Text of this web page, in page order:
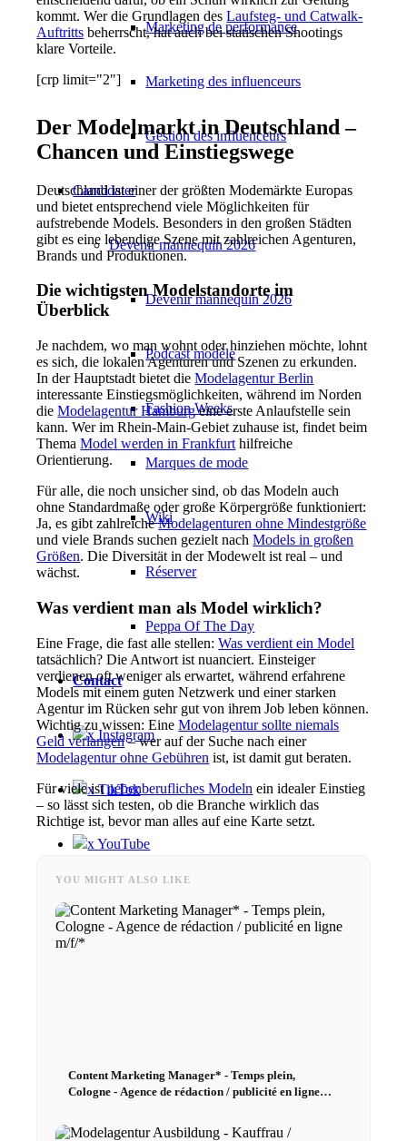
Marketing de performance
Marketing des influenceurs
Gestion des influenceurs
Candidater
Devenir mannequin 2026
Devenir mannequin 2026
Podcast modèle
Fashion Weeks
Marques de mode
Wiki
Réserver
Peppa Of The Day
Contact
x Instagram
x TikTok
x YouTube
kommt. Wer die Grundlagen desLaufsteg- und Catwalk-
Auftritts beherrscht, hat auch bei statischen Shootings
klare Vorteile.
[crp limit="2"]
Der Modelmarkt in Deutschland –
Chancen und Einstiegswege
Deutschland ist einer der größten Modemärkte Europas
und bietet entsprechend viele Möglichkeiten für
aufstrebende Models. Besonders in den großen Städten
gibt es eine lebendige Szene mit zahlreichen Agenturen,
Brands und Produktionen.
Die wichtigsten Modelstandorte im
Überblick
Je nachdem, wo man wohnt oder hinziehen möchte, lohnt
es sich, die lokalen Agenturen und Szenen zu erkunden.
In der Hauptstadt bietet dieModelagentur Berlin
interessante Einstiegsmöglichkeiten, während im Norden
dieModelagentur Hamburgeine erste Anlaufstelle sein
kann. Wer im Rhein-Main-Gebiet zuhause ist, findet beim
ThemaModel werden in Frankfurt hilfreiche
Orientierung.
Für alle, die noch unsicher sind, ob das Modeln auch
ohne Standardmaße oder große Körpergröße funktioniert:
Ja, es gibt zahlreicheModelagenturen ohne Mindestgröße
und viele Brands suchen gezielt nachModels in großen
Größen. Die Diversität in der Modewelt ist real – und
wächst.
Was verdient man als Model wirklich?
Eine Frage, die fast alle stellen:Was verdient ein Model
tatsächlich? Die Antwort ist nuanciert. Einsteiger
verdienen oft weniger als erwartet, während erfahrene
Models mit einem guten Netzwerk und einer starken
Agentur im Rücken sehr gut von ihrem Job leben können.
Wichtig zu wissen: EineModelagentur sollte niemals
Geld verlangen– wer auf der Suche nach einer
Modelagentur ohne Gebühren ist, ist damit gut beraten.
Für viele istnebenberufliches Modeln ein idealer Einstieg
– so lässt sich testen, ob die Branche wirklich das
Richtige ist, bevor man alles auf eine Karte setzt.
YOU MIGHT ALSO LIKE
Content Marketing Manager* - Temps plein,
Cologne - Agence de rédaction / publicité en ligne